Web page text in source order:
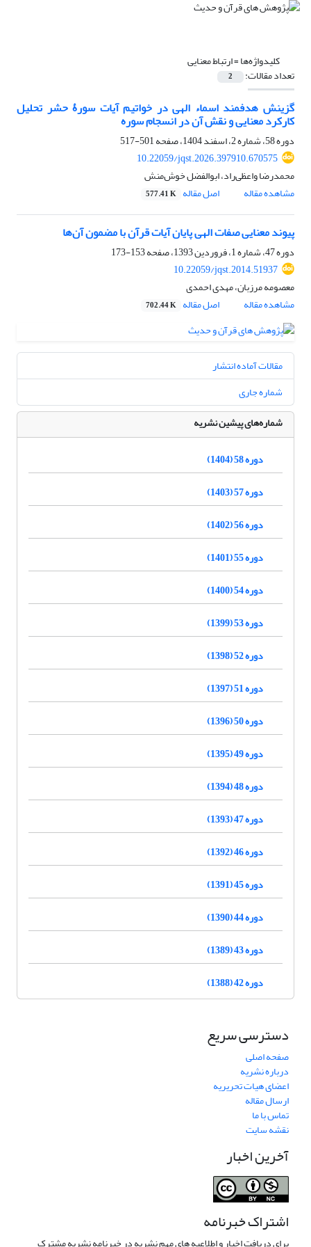
کلیدواژه‌ها =ارتباط معنایی
تعداد مقالات: 2
گزینش هدفمند اسماء الهی در خواتیم آیات سورۀ حشر‏ تحلیل
کارکرد معنایی و نقش آن در انسجام سوره
دوره 58، شماره 2، اسفند 1404، صفحه
501-517
10.22059/jqst.2026.397910.670575
محمدرضا واعظی‌راد، ابوالفضل خوش‌منش
مشاهده مقاله
اصل مقاله 577.41 K
پیوند معنایی صفات الهی پایان آیات قرآن با مضمون آن‌ها
دوره 47، شماره 1، فروردین 1393، صفحه
153-173
10.22059/jqst.2014.51937
معصومه مرزبان، مهدی احمدی
مشاهده مقاله
اصل مقاله 702.44 K
مقالات آماده انتشار
شماره جاری
شماره‌های پیشین نشریه
دوره 58 (1404)
دوره 57 (1403)
دوره 56 (1402)
دوره 55 (1401)
دوره 54 (1400)
دوره 53 (1399)
دوره 52 (1398)
دوره 51 (1397)
دوره 50 (1396)
دوره 49 (1395)
دوره 48 (1394)
دوره 47 (1393)
دوره 46 (1392)
دوره 45 (1391)
دوره 44 (1390)
دوره 43 (1389)
دوره 42 (1388)
دسترسی سریع
صفحه اصلی
درباره نشریه
اعضای هیات تحریریه
ارسال مقاله
تماس با ما
نقشه سایت
آخرین اخبار
اشتراک خبرنامه
برای دریافت اخبار و اطلاعیه های مهم نشریه در خبرنامه نشریه مشترک